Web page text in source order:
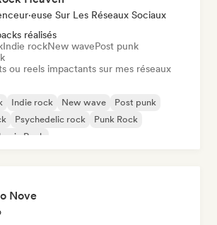
Sur Les Réseaux Sociaux
réalisés
Indie rockNew wavePost punk
ou reels impactants sur mes réseaux
Indie rock New wave
Post punk
Psychedelic rock
Punk Rock
Rock
Nove